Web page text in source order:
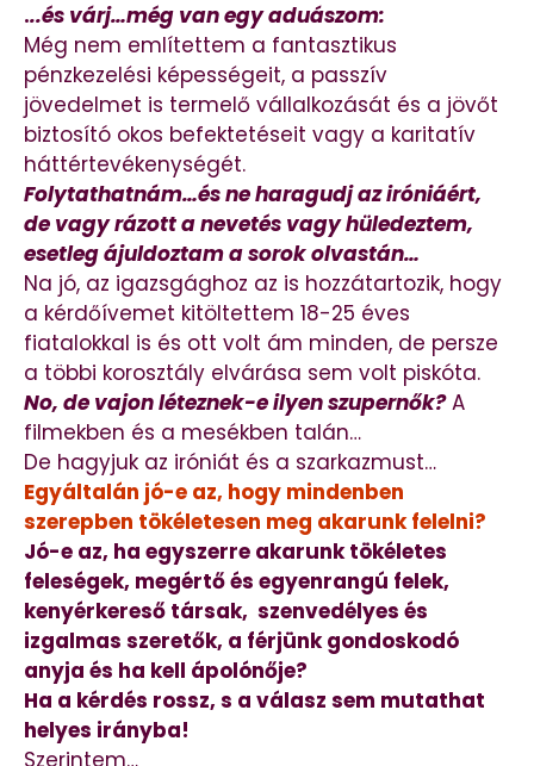
...és várj…még van egy aduászom:
Még nem említettem a fantasztikus
pénzkezelési képességeit, a passzív
jövedelmet is termelő vállalkozását és a jövőt
biztosító okos befektetéseit vagy a karitatív
háttértevékenységét.
Folytathatnám…és ne haragudj az iróniáért,
de vagy rázott a nevetés vagy hüledeztem,
esetleg ájuldoztam a sorok olvastán…
Na jó, az igazsgághoz az is hozzátartozik, hogy
a kérdőívemet kitöltettem 18-25 éves
fiatalokkal is és ott volt ám minden, de persze
a többi korosztály elvárása sem volt piskóta.
No, de vajon léteznek-e ilyen szupernők?A
filmekben és a mesékben talán…
De hagyjuk az iróniát és a szarkazmust…
Egyáltalán jó-e az, hogy mindenben
szerepben tökéletesen meg akarunk felelni?
Jó-e az, ha egyszerre akarunk tökéletes
feleségek, megértő és egyenrangú felek,
kenyérkereső társak, szenvedélyes és
izgalmas szeretők, a férjünk gondoskodó
anyja és ha kell ápolónője?
Ha a kérdés rossz, s a válasz sem mutathat
helyes irányba!